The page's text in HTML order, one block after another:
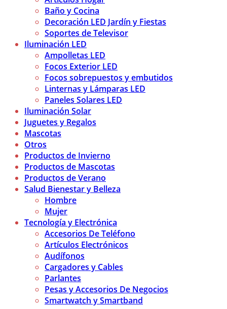
Baño y Cocina
Decoración LED Jardín y Fiestas
Soportes de Televisor
Iluminación LED
Ampolletas LED
Focos Exterior LED
Focos sobrepuestos y embutidos
Linternas y Lámparas LED
Paneles Solares LED
Iluminación Solar
Juguetes y Regalos
Mascotas
Otros
Productos de Invierno
Productos de Mascotas
Productos de Verano
Salud Bienestar y Belleza
Hombre
Mujer
Tecnología y Electrónica
Accesorios De Teléfono
Artículos Electrónicos
Audífonos
Cargadores y Cables
Parlantes
Pesas y Accesorios De Negocios
Smartwatch y Smartband